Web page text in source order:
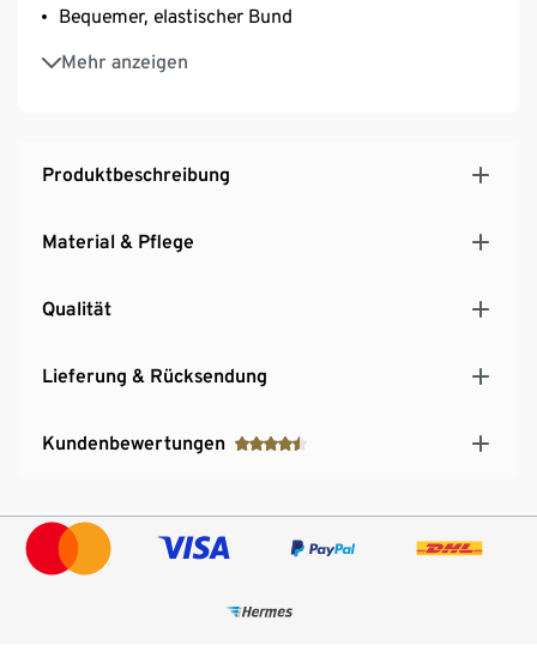
Bequemer, elastischer Bund
Mehr anzeigen
Ohne störende Seitennähte
Produktbeschreibung
Material & Pflege
Qualität
Lieferung & Rücksendung
Kundenbewertungen